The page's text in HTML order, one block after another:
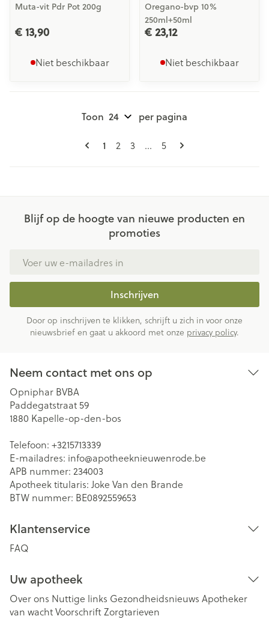
Muta-vit Pdr Pot 200g
€ 13,90
Niet beschikbaar
Oregano-bvp 10%
250ml+50ml
€ 23,12
Niet beschikbaar
Pagina's
U lees momenteel pagina
1 Pagina
2 Pagina
3 ... Pagina
5
Toon per pagina
Blijf op de hoogte van nieuwe producten en
promoties
Inschrijven
Door op inschrijven te klikken, schrijft u zich in voor onze
nieuwsbrief en gaat u akkoord met onze privacy policy.
Neem contact met ons op
Opniphar BVBA
Paddegatstraat 59
1880 Kapelle-op-den-bos
Telefoon: +3215713339
E-mailadres: info@apotheeknieuwenrode.be
APB nummer: 234003
Apotheek titularis: Joke Van den Brande
BTW nummer: BE0892559653
Klantenservice
FAQ
Uw apotheek
Over ons Nuttige links Gezondheidsnieuws Apotheker
van wachtVoorschriftZorgtarieven